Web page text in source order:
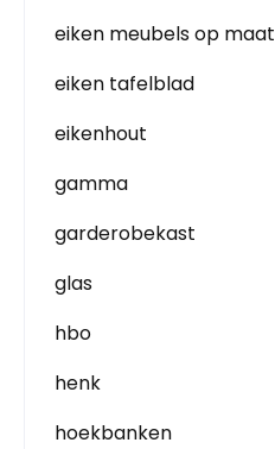
eiken meubels op maat
eiken tafelblad
eikenhout
gamma
garderobekast
glas
hbo
henk
hoekbanken